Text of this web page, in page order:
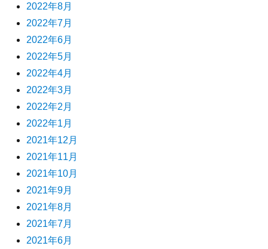
2022年8月
2022年7月
2022年6月
2022年5月
2022年4月
2022年3月
2022年2月
2022年1月
2021年12月
2021年11月
2021年10月
2021年9月
2021年8月
2021年7月
2021年6月